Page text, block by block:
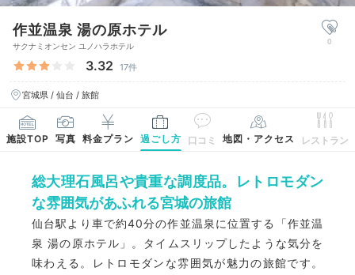
作並温泉 湯の原ホテル
サクナミオンセン ユノハラホテル
3.32 17件
宮城県 / 仙台 / 旅館
0
施設TOP 写真 料金プラン 過ごし方 口コミ 地図・アクセス レストラン
総大理石風呂や貴重な調度品。レトロモダン
な雰囲気があふれる宮城の旅館
仙台駅より車で約40分の作並温泉に位置する「作並温
泉 湯の原ホテル」。タイムスリップしたような気分を
味わえる。レトロモダンな雰囲気が魅力の旅館です。